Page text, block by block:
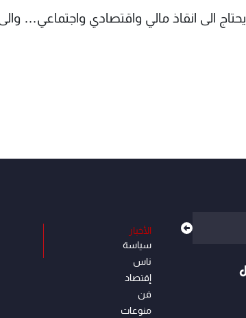
الى انقاذ مالي واقتصادي واجتماعي… والى
الأخبار
سياسة
ناس
إقتصاد
فن
منوعات